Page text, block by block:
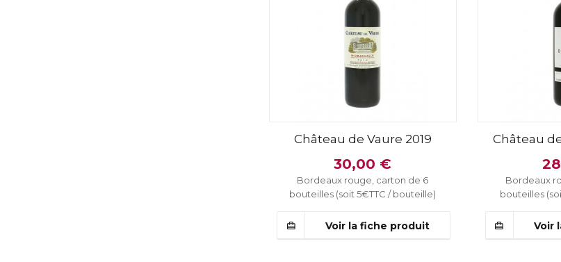
Château de Vaure 2019
30,00 €
Bordeaux rouge, carton de 6
bouteilles (soit 5€TTC / bouteille)
Voir la fiche produit
Château
Bordeaux
bouteilles
Voir